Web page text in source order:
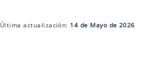
Última actualización: 14 de Mayo de 2026